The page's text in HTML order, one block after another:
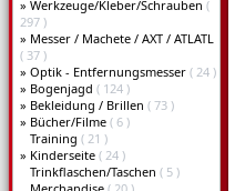
» Werkzeuge/Kleber/Schrauben (
297 )
» Messer / Machete / AXT / ATLATL
( 37 )
» Optik - Entfernungsmesser ( 24 )
» Bogenjagd ( 124 )
» Bekleidung / Brillen ( 73 )
» Bücher/Filme ( 6 )
Training ( 21 )
» Kinderseite ( 24 )
Trinkflaschen/Taschen ( 5 )